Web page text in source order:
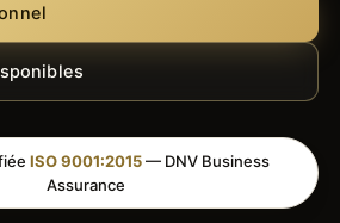
ISO 9001:2015— DNV Business
Assurance